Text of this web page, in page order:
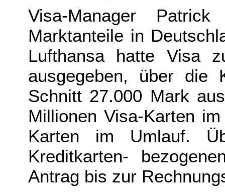
Visa-Manager
Marktanteile in
Lufthansa hatte Visa
ausgegeben, über die
Schnitt 27.000 Mark
Millionen Visa-Karten
Karten im Umlauf.
Kreditkarten-
Antrag bis zur